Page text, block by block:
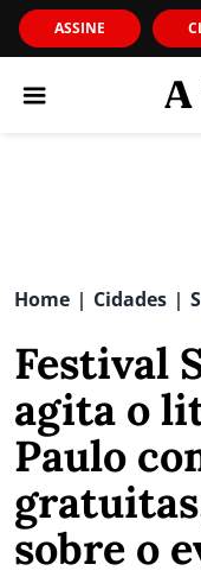
ASSINE
Home | Cidades |
Festival
agita o
Paulo
sobre o